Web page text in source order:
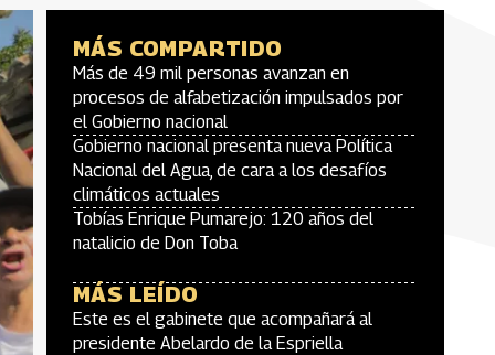
MÁS COMPARTIDO
Más de 49 mil personas avanzan en
procesos de alfabetización impulsados por
el Gobierno nacional
Gobierno nacional presenta nueva Política
Nacional del Agua, de cara a los desafíos
climáticos actuales
Tobías Enrique Pumarejo: 120 años del
natalicio de Don Toba
MÁS LEÍDO
Este es el gabinete que acompañará al
presidente Abelardo de la Espriella